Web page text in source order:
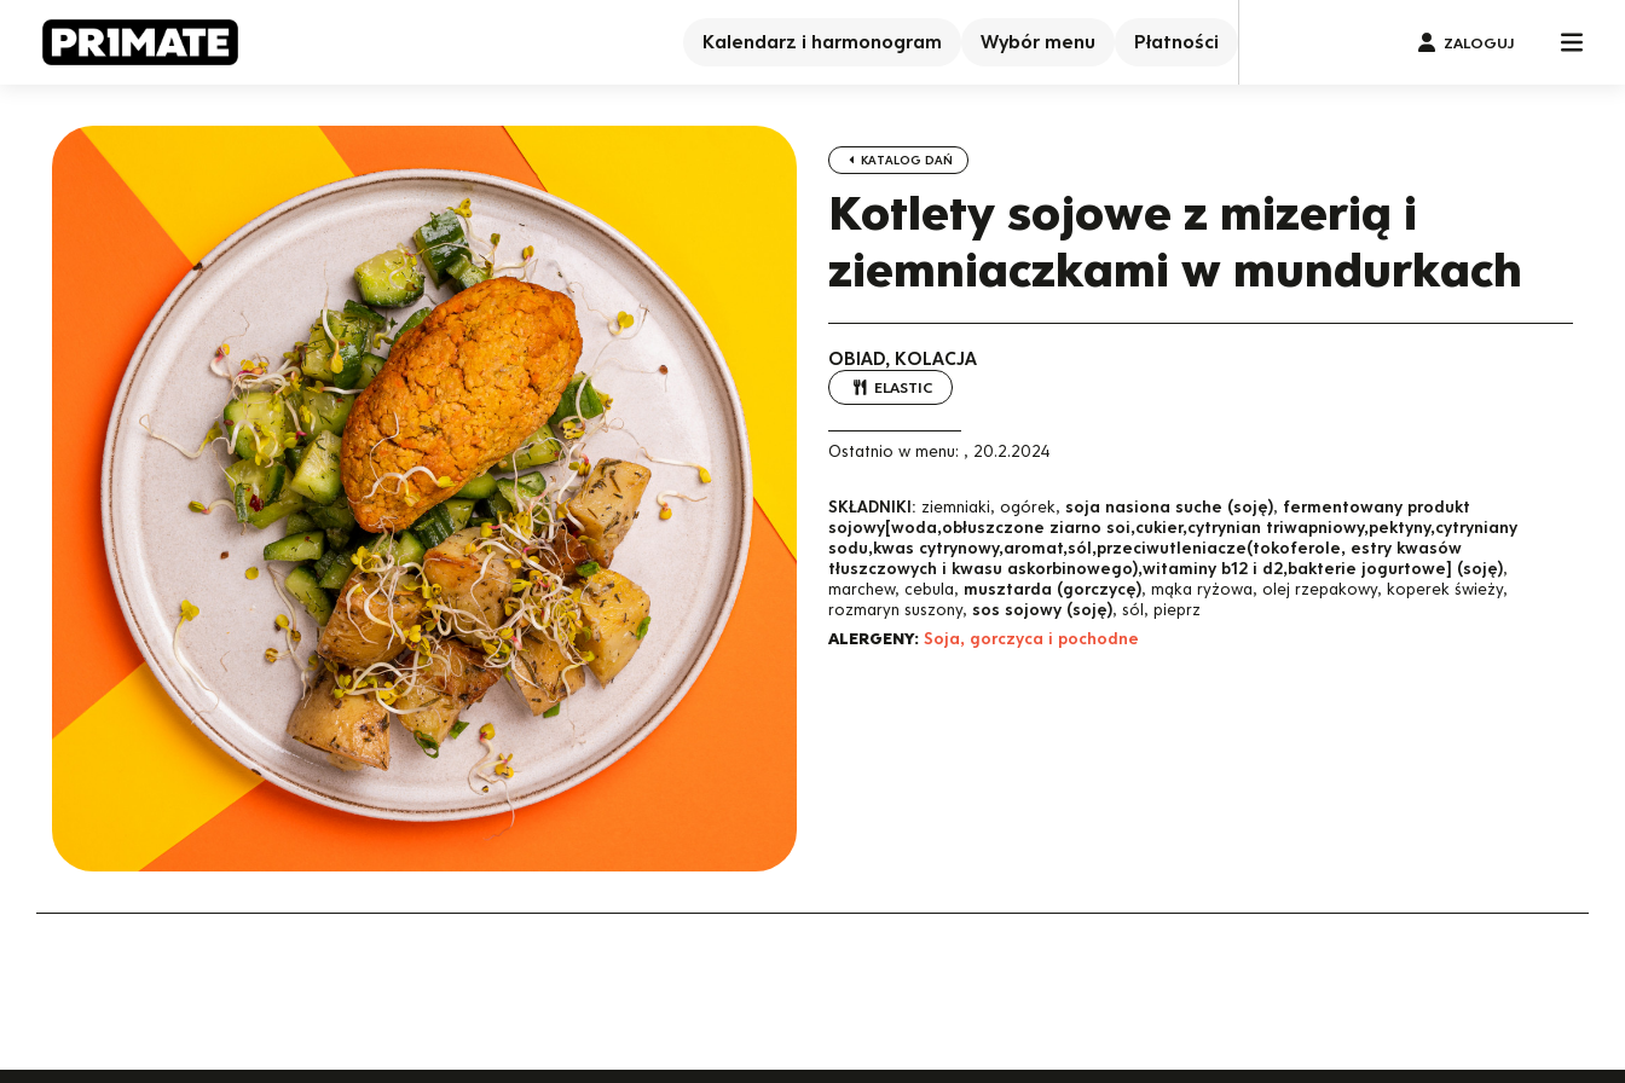
Kalendarz i harmonogram Wybór menu Płatności ZALOGUJ
KATALOG DAŃ
Kotlety sojowe z mizerią i
ziemniaczkami w mundurkach
OBIAD, KOLACJA
ELASTIC
Ostatnio w menu: , 20.2.2024
SKŁADNIKI: ziemniaki, ogórek, soja nasiona suche (soję), fermentowany produkt
sojowy[woda,obłuszczone ziarno soi,cukier,cytrynian triwapniowy,pektyny,cytryniany
sodu,kwas cytrynowy,aromat,sól,przeciwutleniacze(tokoferole, estry kwasów
tłuszczowych i kwasu askorbinowego),witaminy b12 i d2,bakterie jogurtowe] (soję),
marchew, cebula, musztarda (gorczycę), mąka ryżowa, olej rzepakowy, koperek świeży,
rozmaryn suszony, sos sojowy (soję), sól, pieprz
ALERGENY: Soja, gorczyca i pochodne